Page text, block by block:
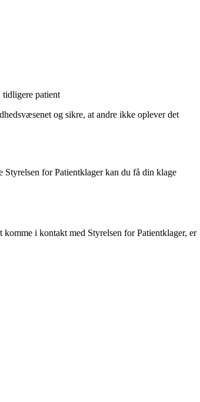
tidligere patient
og sikre, at andre ikke oplever det
for Patientklager kan du få din klage
i kontakt med Styrelsen for Patientklager, er